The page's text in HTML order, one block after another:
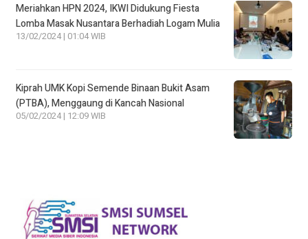
Meriahkan HPN 2024, IKWI Didukung Fiesta
Lomba Masak Nusantara Berhadiah Logam Mulia
13/02/2024 | 01:04 WIB
Kiprah UMK Kopi Semende Binaan Bukit Asam
(PTBA), Menggaung di Kancah Nasional
05/02/2024 | 12:09 WIB